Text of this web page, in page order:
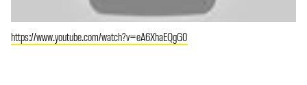
https://www.youtube.com/watch?v=eA6XhaEQgG0